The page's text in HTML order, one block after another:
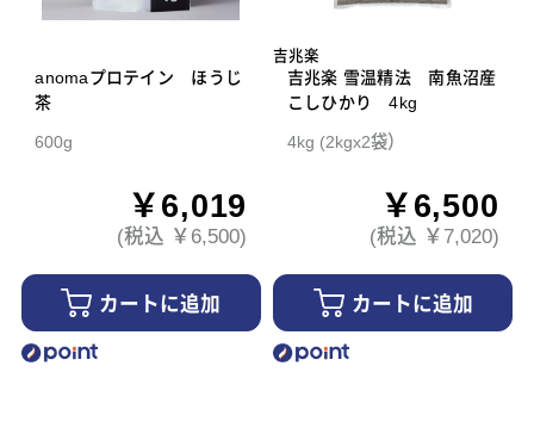
anomaプロテイン ほうじ
茶
600g
￥6,019
(税込 ￥6,500)
カートに追加
吉兆楽
吉兆楽 雪温精法 南魚沼産
こしひかり 4kg
4kg (2kgx2袋）
￥6,500
(税込 ￥7,020)
カートに追加